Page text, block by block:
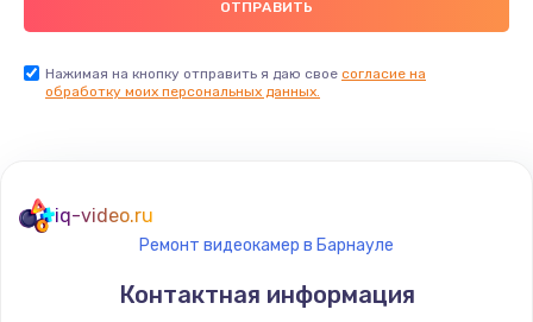
Нажимая на кнопку отправить я даю свое согласие на
обработку моих персональных данных.
iq-video.ru
Ремонт видеокамер в Барнауле
Контактная информация